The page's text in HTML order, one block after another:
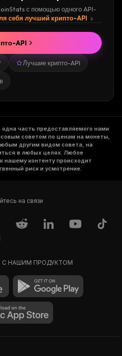
с помощью одного API-
себя лучший крипто-API
Лучшие крипто-API
API
одна часть предоставляемого нами
советом по ценам на монеты,
другим видом совета, на
в любых целях. Любое
нашему контенту происходит
риск и усмотрение.
на связи
С НАШИМ ПРОДУКТОМ